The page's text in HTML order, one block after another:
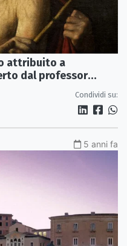
attribuito a
dal professor
Condividi su:
5 anni fa